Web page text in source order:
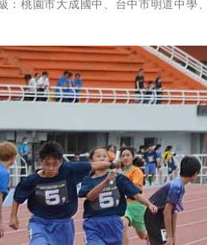
：桃園市大成國中、台中市明道中學